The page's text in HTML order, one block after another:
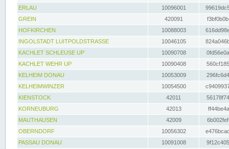
ERLAU
10096001
GREIN
420091
HOFKIRCHEN
10088003
INGOLSTADT LUITPOLDSTRASSE
10046105
KACHLET SCHLEUSE UP
10090708
KACHLET WEHR UP
10090408
KELHEIM DONAU
10053009
KELHEIMWINZER
10054500
KIENSTOCK
42011
KORNEUBURG
42013
MAUTHAUSEN
42009
OBERNDORF
10056302
PASSAU DONAU
10091008